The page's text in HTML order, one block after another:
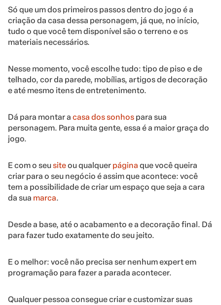
Só que um dos primeiros passos dentro do jogo é a
criação da casa dessa personagem, já que, no início,
tudo o que você tem disponível são o terreno e os
materiais necessários.
Nesse momento, você escolhe tudo: tipo de piso e de
telhado, cor da parede, mobílias, artigos de decoração
e até mesmo itens de entretenimento.
Dá para montar a casa dos sonhos para sua
personagem. Para muita gente, essa é a maior graça do
jogo.
E com o seusiteou qualquer página que você queira
criar para o seu negócio é assim que acontece: você
tem a possibilidade de criar um espaço que seja a cara
da sua marca.
Desde a base, até o acabamento e a decoração final. Dá
para fazer tudo exatamente do seu jeito.
E o melhor: você não precisa ser nenhum expert em
programação para fazer a parada acontecer.
Qualquer pessoa consegue criar e customizar suas